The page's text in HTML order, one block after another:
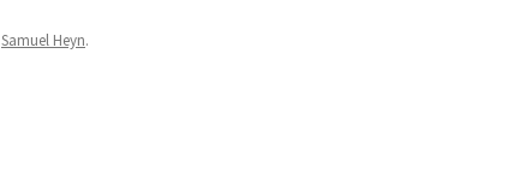
Samuel Heyn.